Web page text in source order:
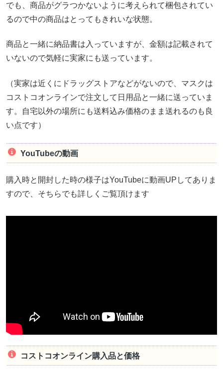
でも、商品がグラつかないように考えられて梱包されてい
るので中の商品はとってもきれいな状態。
商品と一緒に納品書は入っていますが、金額は記載されて
いないので気軽に実家にも送っています。
（実家は近くにドラッグストアなどがないので、マスクは
コストコオンラインで注文して日用品と一緒に送っていま
す。自宅以外の場所にも送料込み価格のまま送れるのも良
い点です）
YouTubeの動画
購入時と開封した時の様子はYouTubeに動画UPしてありま
すので、そちらでも詳しくご覧頂けます
コストコオンライン購入品と価格